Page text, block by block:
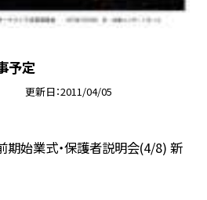
予定
更新日 2011/04/05
期始業式・保護者説明会(4/8) 新